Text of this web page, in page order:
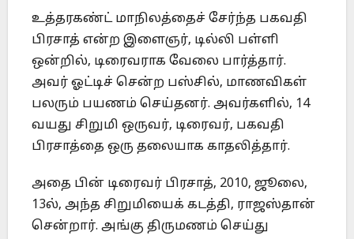
உத்தரகண்ட் மாநிலத்தைச் சேர்ந்த பகவதி
பிரசாத் என்ற இளைஞர், டில்லி பள்ளி
ஒன்றில், டிரைவராக வேலை பார்த்தார்.
அவர் ஓட்டிச் சென்ற பஸ்சில், மாணவிகள்
பலரும் பயணம் செய்தனர். அவர்களில், 14
வயது சிறுமி ஒருவர், டிரைவர், பகவதி
பிரசாத்தை ஒரு தலையாக காதலித்தார்.
அதை பின் டிரைவர் பிரசாத், 2010, ஜூலை,
13ல், அந்த சிறுமியைக் கடத்தி, ராஜஸ்தான்
சென்றார். அங்கு திருமணம் செய்து